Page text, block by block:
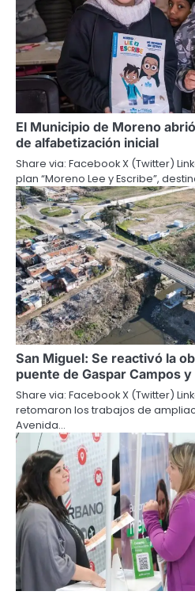
El Municipio de Moreno
de alfabetización inicial
Share via: Facebook X (Twitter)
plan “Moreno Lee y Escribe”,
San Miguel: Se reactivó la
puente de Gaspar Campos
Share via: Facebook X (Twitter)
retomaron los trabajos de
Avenida…